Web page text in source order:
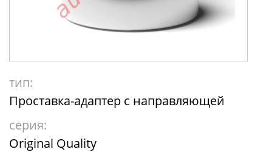
тип:
Проставка-адаптер с направляющей
серия:
Original Quality